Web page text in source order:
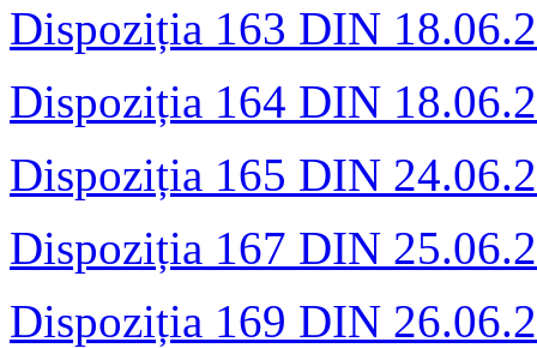
Dispoziția 163 DIN
Dispoziția 164 DIN
Dispoziția 165 DIN
Dispoziția 167 DIN
Dispoziția 169 DIN